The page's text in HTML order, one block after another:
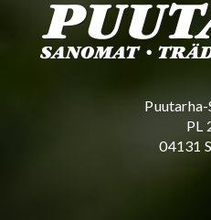
PL
04131